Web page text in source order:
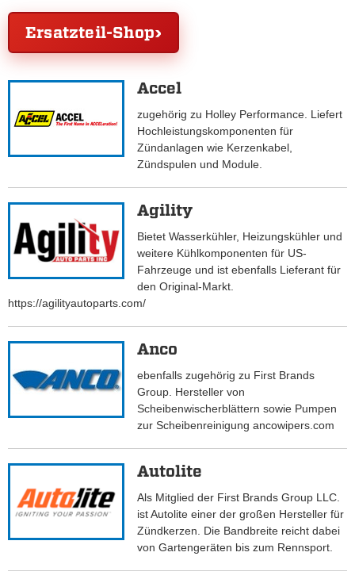
Ersatzteil-Shop
Accel
zugehörig zu Holley Performance. Liefert
Hochleistungskomponenten für
Zündanlagen wie Kerzenkabel,
Zündspulen und Module.
Agility
Bietet Wasserkühler, Heizungskühler und
weitere Kühlkomponenten für US-
Fahrzeuge und ist ebenfalls Lieferant für
den Original-Markt.
https://agilityautoparts.com/
Anco
ebenfalls zugehörig zu First Brands
Group. Hersteller von
Scheibenwischerblättern sowie Pumpen
zur Scheibenreinigung ancowipers.com
Autolite
Als Mitglied der First Brands Group LLC.
ist Autolite einer der großen Hersteller für
Zündkerzen. Die Bandbreite reicht dabei
von Gartengeräten bis zum Rennsport.